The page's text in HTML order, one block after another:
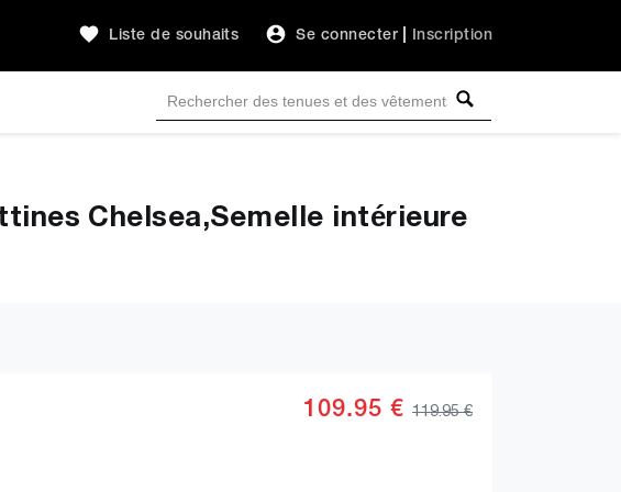
Liste de souhaits Se connecter Inscription
Chelsea,Semelle intérieure
109.95 € 119.95 €